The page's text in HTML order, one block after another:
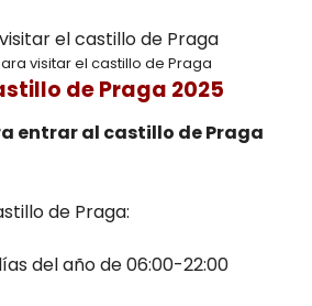
visitar el castillo de Praga
de Praga 2025
entrar al castillo de Praga
de Praga:
del año de 06:00-22:00